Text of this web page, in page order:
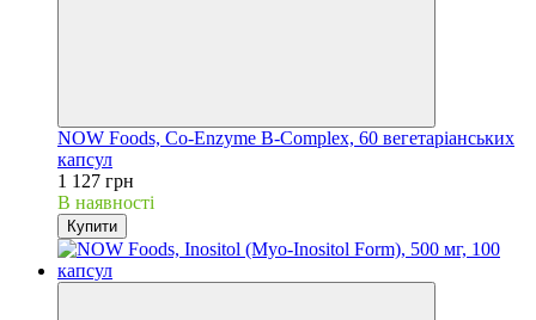
NOW Foods, Co-Enzyme B-Complex, 60 вегетаріанських
капсул
1 127 грн
В наявності
Купити